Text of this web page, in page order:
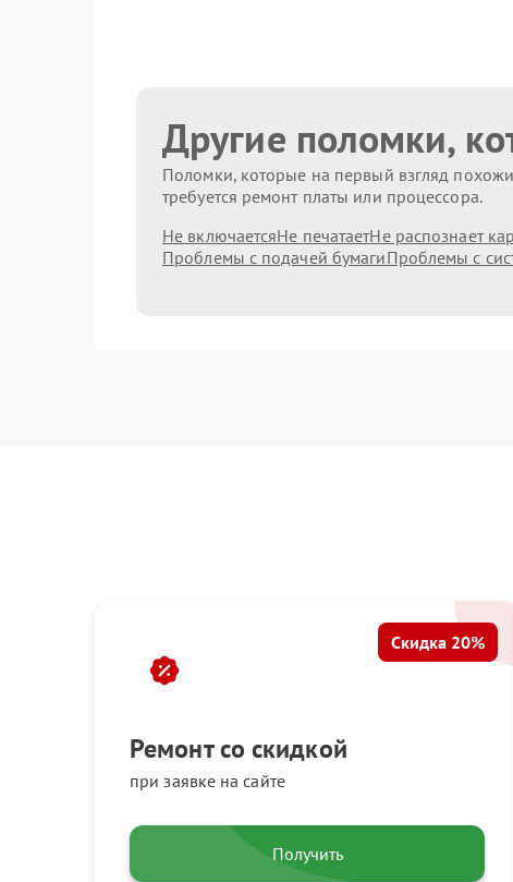
Другие поломки,
Поломки, которые на первый взгляд
требуется ремонт платы или процессора.
Не включаетсяНе печатаетНе распознает
Проблемы с подачей бумагиПроблемы с
Ремонт со скидкой
при заявке на сайте
Скидка 20%
Получить